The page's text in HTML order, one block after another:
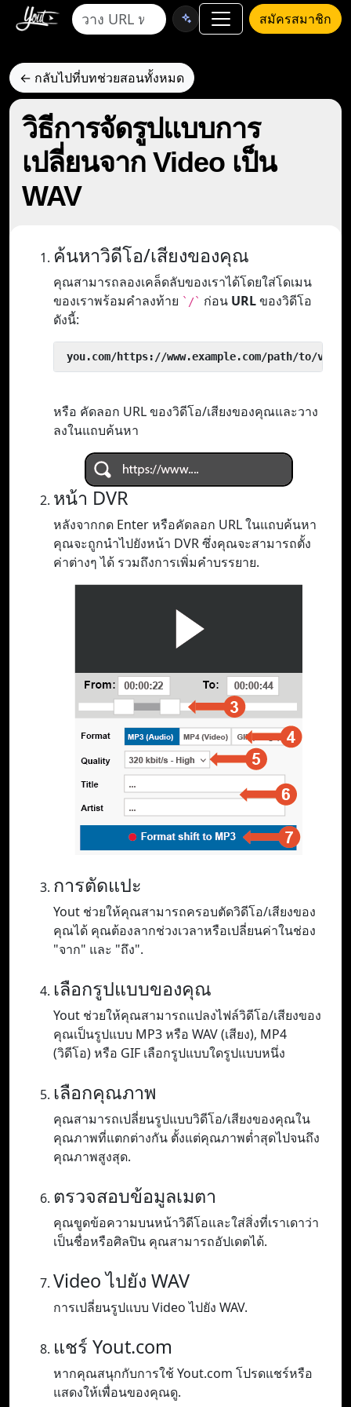
สมัครสมาชิก
← กลับไปที่บทช่วยสอนทั้งหมด
วิธีการจัดรูปแบบการ
เปลี่ยนจาก Video เป็น
WAV
ค้นหาวิดีโอ/เสียงของคุณ
คุณสามารถลองเคล็ดลับของเราได้โดยใส่โดเมน
ของเราพร้อมคำลงท้าย `/` ก่อน URLของวิดีโอ
ดังนี้:
you.com/https://www.example.com/path/to/video
หรือ คัดลอก URL ของวิดีโอ/เสียงของคุณและวาง
ลงในแถบค้นหา
หน้า DVR
หลังจากกด Enter หรือคัดลอก URL ในแถบค้นหา
คุณจะถูกนำไปยังหน้า DVR ซึ่งคุณจะสามารถตั้ง
ค่าต่างๆ ได้ รวมถึงการเพิ่มคำบรรยาย.
การตัดแปะ
Yout ช่วยให้คุณสามารถครอบตัดวิดีโอ/เสียงของ
คุณได้ คุณต้องลากช่วงเวลาหรือเปลี่ยนค่าในช่อง
"จาก" และ "ถึง".
เลือกรูปแบบของคุณ
Yout ช่วยให้คุณสามารถแปลงไฟล์วิดีโอ/เสียงของ
คุณเป็นรูปแบบ MP3 หรือ WAV (เสียง), MP4
(วิดีโอ) หรือ GIF เลือกรูปแบบใดรูปแบบหนึ่ง
เลือกคุณภาพ
คุณสามารถเปลี่ยนรูปแบบวิดีโอ/เสียงของคุณใน
คุณภาพที่แตกต่างกัน ตั้งแต่คุณภาพต่ำสุดไปจนถึง
คุณภาพสูงสุด.
ตรวจสอบข้อมูลเมตา
คุณขูดข้อความบนหน้าวิดีโอและใส่สิ่งที่เราเดาว่า
เป็นชื่อหรือศิลปิน คุณสามารถอัปเดตได้.
Video ไปยัง WAV
การเปลี่ยนรูปแบบ Video ไปยัง WAV.
แชร์ Yout.com
หากคุณสนุกกับการใช้ Yout.com โปรดแชร์หรือ
แสดงให้เพื่อนของคุณดู.